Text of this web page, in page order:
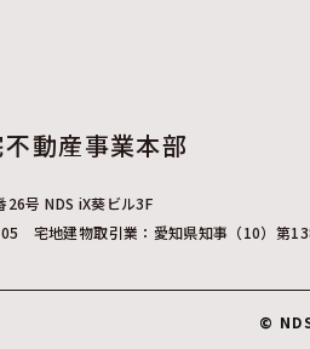
動産事業本部
号 NDS iX葵ビル3F
宅地建物取引業：愛知県知事（10）第
©